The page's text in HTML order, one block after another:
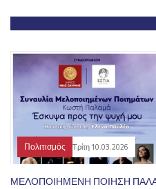
Πολιτισμός Τρίτη 10.03.2026
ΜΕΛΟΠΟΙΗΜΕΝΗ ΠΟΙΗΣΗ